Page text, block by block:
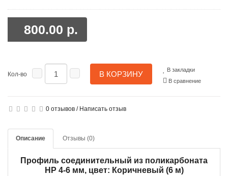
800.00 р.
Кол-во В КОРЗИНУ
В закладки
В сравнение
0 отзывов / Написать отзыв
Описание Отзывы (0)
Профиль соединительный из поликарбоната
HP 4-6 мм, цвет: Коричневый (6 м)